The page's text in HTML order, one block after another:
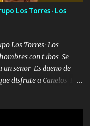
que vaya a verla y que
que las saque a
más que llenar Se
Los Torres · Los
Los Torres · Los
con tubos Se
un señor Es dueño de
disfrute a Canelos Es